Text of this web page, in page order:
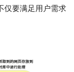
仅要满足用户需求